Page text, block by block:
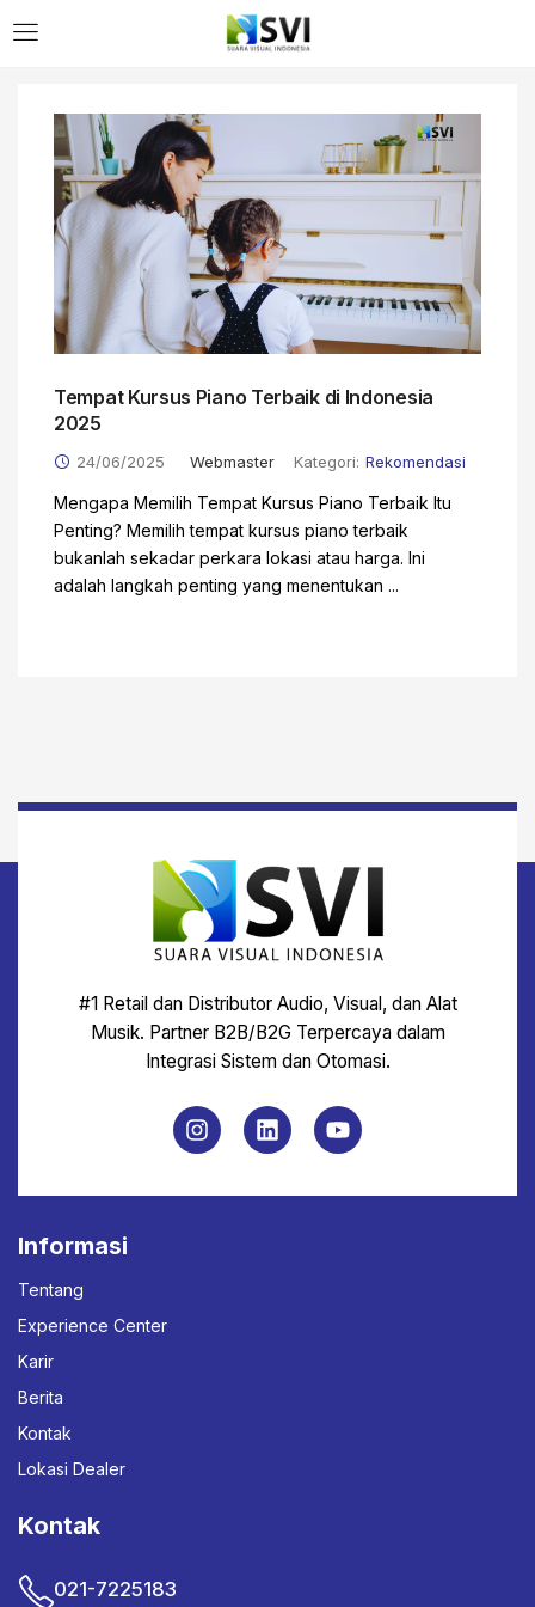
Tempat Kursus Piano Terbaik di Indonesia
2025
24/06/2025 Webmaster Kategori: Rekomendasi
Mengapa Memilih Tempat Kursus Piano Terbaik Itu
Penting? Memilih tempat kursus piano terbaik
bukanlah sekadar perkara lokasi atau harga. Ini
adalah langkah penting yang menentukan ...
#1 Retail dan Distributor Audio, Visual, dan Alat
Musik. Partner B2B/B2G Terpercaya dalam
Integrasi Sistem dan Otomasi.
Informasi
Tentang
Experience Center
Karir
Berita
Kontak
Lokasi Dealer
Kontak
021-7225183